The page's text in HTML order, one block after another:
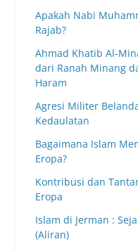
Apakah Nabi
Rajab?
Ahmad Khatib Al-
dari Ranah Minang
Haram
Agresi Militer
Kedaulatan
Bagaimana Islam
Eropa?
Kontribusi dan
Eropa
Islam di Jerman :
(Aliran)